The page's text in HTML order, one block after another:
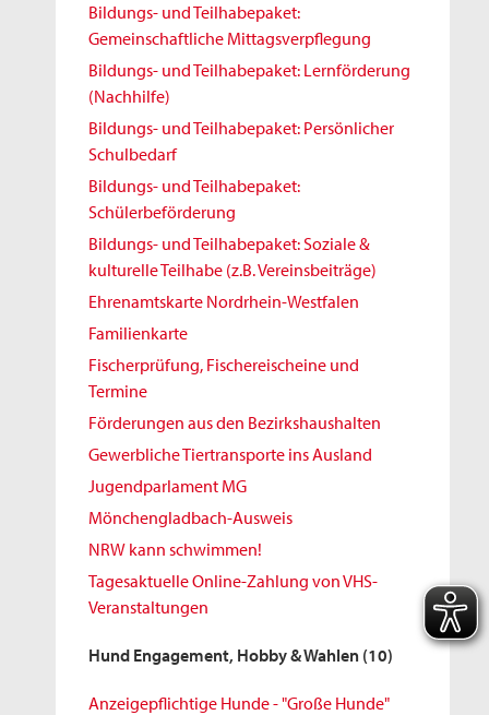
Bildungs- und Teilhabepaket:
Gemeinschaftliche Mittagsverpflegung
Bildungs- und Teilhabepaket: Lernförderung
(Nachhilfe)
Bildungs- und Teilhabepaket: Persönlicher
Schulbedarf
Bildungs- und Teilhabepaket:
Schülerbeförderung
Bildungs- und Teilhabepaket: Soziale &
kulturelle Teilhabe (z.B. Vereinsbeiträge)
Ehrenamtskarte Nordrhein-Westfalen
Familienkarte
Fischerprüfung, Fischereischeine und
Termine
Förderungen aus den Bezirkshaushalten
Gewerbliche Tiertransporte ins Ausland
Jugendparlament MG
Mönchengladbach-Ausweis
NRW kann schwimmen!
Tagesaktuelle Online-Zahlung von VHS-
Veranstaltungen
Hund Engagement, Hobby & Wahlen (10)
Anzeigepflichtige Hunde - "Große Hunde"